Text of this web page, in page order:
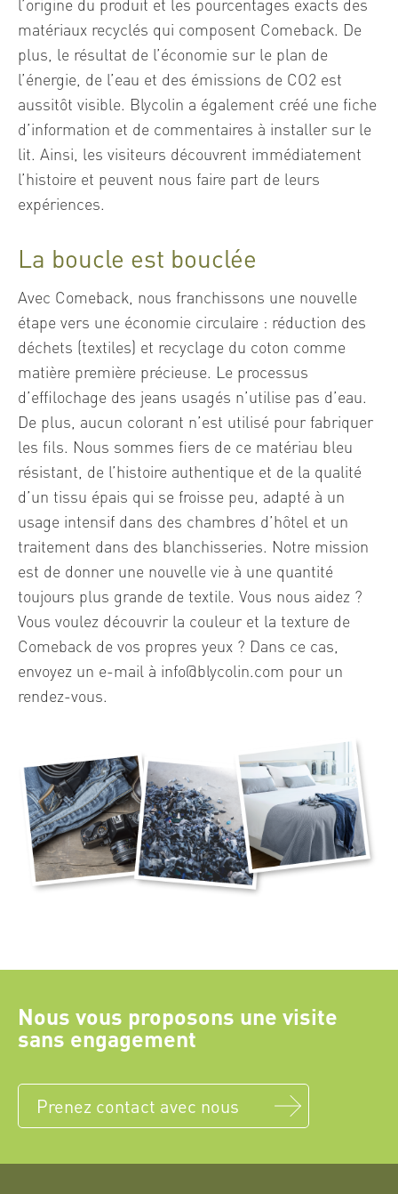
matériaux recyclés qui composent Comeback. De
plus, le résultat de l’économie sur le plan de
l’énergie, de l’eau et des émissions de CO2 est
aussitôt visible. Blycolin a également créé une fiche
d’information et de commentaires à installer sur le
lit. Ainsi, les visiteurs découvrent immédiatement
l’histoire et peuvent nous faire part de leurs
expériences.
La boucle est bouclée
Avec Comeback, nous franchissons une nouvelle
étape vers une économie circulaire : réduction des
déchets (textiles) et recyclage du coton comme
matière première précieuse. Le processus
d’effilochage des jeans usagés n’utilise pas d’eau.
De plus, aucun colorant n’est utilisé pour fabriquer
les fils. Nous sommes fiers de ce matériau bleu
résistant, de l’histoire authentique et de la qualité
d’un tissu épais qui se froisse peu, adapté à un
usage intensif dans des chambres d’hôtel et un
traitement dans des blanchisseries. Notre mission
est de donner une nouvelle vie à une quantité
toujours plus grande de textile. Vous nous aidez ?
Vous voulez découvrir la couleur et la texture de
Comeback de vos propres yeux ? Dans ce cas,
envoyez un e-mail à info@blycolin.com pour un
rendez-vous.
Nous vous proposons une visite
sans engagement
Prenez contact avec nous